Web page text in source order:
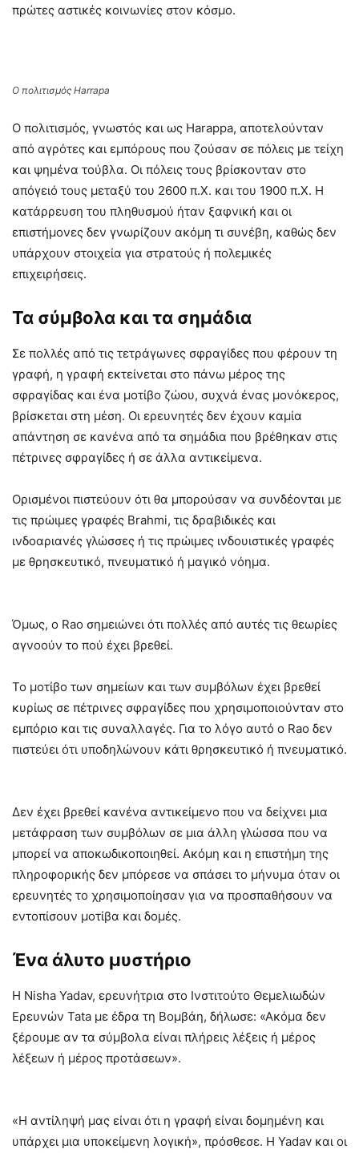
πρώτες αστικές κοινωνίες στον κόσμο.
Ο πολιτισμός Harrapa
Ο πολιτισμός, γνωστός και ως Harappa, αποτελούνταν
από αγρότες και εμπόρους που ζούσαν σε πόλεις με τείχη
και ψημένα τούβλα. Οι πόλεις τους βρίσκονταν στο
απόγειό τους μεταξύ του 2600 π.Χ. και του 1900 π.Χ. Η
κατάρρευση του πληθυσμού ήταν ξαφνική και οι
επιστήμονες δεν γνωρίζουν ακόμη τι συνέβη, καθώς δεν
υπάρχουν στοιχεία για στρατούς ή πολεμικές
επιχειρήσεις.
Τα σύμβολα και τα σημάδια
Σε πολλές από τις τετράγωνες σφραγίδες που φέρουν τη
γραφή, η γραφή εκτείνεται στο πάνω μέρος της
σφραγίδας και ένα μοτίβο ζώου, συχνά ένας μονόκερος,
βρίσκεται στη μέση. Οι ερευνητές δεν έχουν καμία
απάντηση σε κανένα από τα σημάδια που βρέθηκαν στις
πέτρινες σφραγίδες ή σε άλλα αντικείμενα.
Ορισμένοι πιστεύουν ότι θα μπορούσαν να συνδέονται με
τις πρώιμες γραφές Brahmi, τις δραβιδικές και
ινδοαριανές γλώσσες ή τις πρώιμες ινδουιστικές γραφές
με θρησκευτικό, πνευματικό ή μαγικό νόημα.
Όμως, ο Rao σημειώνει ότι πολλές από αυτές τις θεωρίες
αγνοούν το πού έχει βρεθεί.
Το μοτίβο των σημείων και των συμβόλων έχει βρεθεί
κυρίως σε πέτρινες σφραγίδες που χρησιμοποιούνταν στο
εμπόριο και τις συναλλαγές. Για το λόγο αυτό ο Rao δεν
πιστεύει ότι υποδηλώνουν κάτι θρησκευτικό ή πνευματικό.
Δεν έχει βρεθεί κανένα αντικείμενο που να δείχνει μια
μετάφραση των συμβόλων σε μια άλλη γλώσσα που να
μπορεί να αποκωδικοποιηθεί. Ακόμη και η επιστήμη της
πληροφορικής δεν μπόρεσε να σπάσει το μήνυμα όταν οι
ερευνητές το χρησιμοποίησαν για να προσπαθήσουν να
εντοπίσουν μοτίβα και δομές.
Ένα άλυτο μυστήριο
Η Nisha Yadav, ερευνήτρια στο Ινστιτούτο Θεμελιωδών
Ερευνών Tata με έδρα τη Βομβάη, δήλωσε: «Ακόμα δεν
ξέρουμε αν τα σύμβολα είναι πλήρεις λέξεις ή μέρος
λέξεων ή μέρος προτάσεων».
«Η αντίληψή μας είναι ότι η γραφή είναι δομημένη και
υπάρχει μια υποκείμενη λογική», πρόσθεσε. Η Yadav και οι